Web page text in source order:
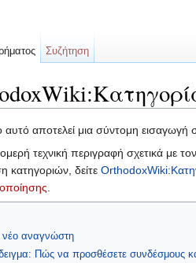
αποτελεί μια σύντομη εισαγωγή
τεχνική περιγραφή σχετικά με
κατηγοριών, δείτε
.
νέο αναγνώστη
Πώς να προσθέσετε συνδέσμους
Συζήτηση